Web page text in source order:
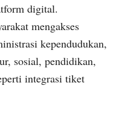
digital.
mengakses
kependudukan,
sosial, pendidikan,
integrasi tiket